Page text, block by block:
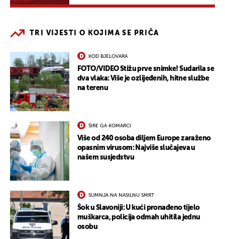
TRI VIJESTI O KOJIMA SE PRIČA
KOD BJELOVARA
FOTO/VIDEO Stižu prve snimke! Sudarila se
dva vlaka: Više je ozlijeđenih, hitne službe
na terenu
ŠIRE GA KOMARCI
Više od 240 osoba diljem Europe zaraženo
opasnim virusom: Najviše slučajeva u
našem susjedstvu
SUMNJA NA NASILNU SMRT
Šok u Slavoniji: U kući pronađeno tijelo
muškarca, policija odmah uhitila jednu
osobu